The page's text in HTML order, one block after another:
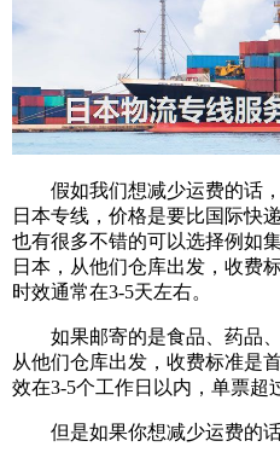
假如我们想减少运费的话，
日本专线，价格是要比国际快
也有很多不错的可以选择例如
日本，从他们仓库出发，收费
时效通常在3-5天左右。
如果邮寄的是食品、药品、
从他们仓库出发，收费标准是
效在3-5个工作日以内，单票超
但是如果你想减少运费的话